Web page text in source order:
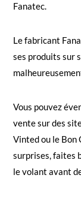
Fanatec.
Le fabricant
ses produits sur
Vous pouvez
vente sur des
Vinted ou le Bon
surprises, faites
le volant avant